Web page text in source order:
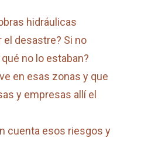
hidráulicas
el desastre? Si no
no lo estaban?
en esas zonas y que
y empresas allí el
cuenta esos riesgos y